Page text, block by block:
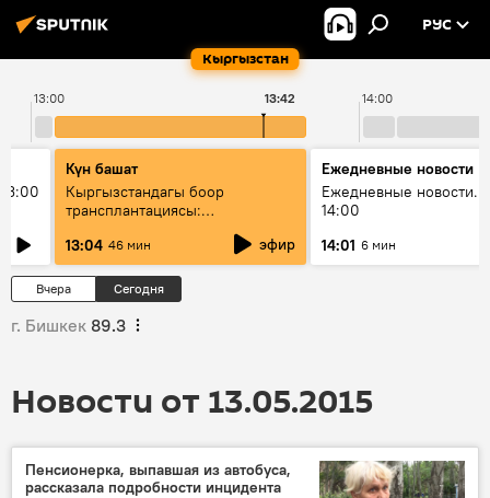
Кыргызстан
РУС
13:00 14:00
13:42
Күн башат
Кыргызстандагы боор
трансплантациясы:
жетишкендиктер жана өнүгүү
келечеги
13:04 46 мин эфир
Ежедневные новости
Ежедневные новости.
14:00
14:01 6 мин
Вчера Сегодня
г. Бишкек 89.3
Новости от 13.05.2015
Пенсионерка, выпавшая из автобуса,
рассказала подробности инцидента